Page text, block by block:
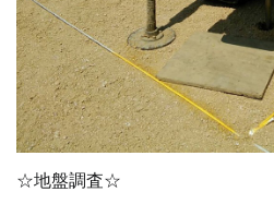
☆地盤調査☆